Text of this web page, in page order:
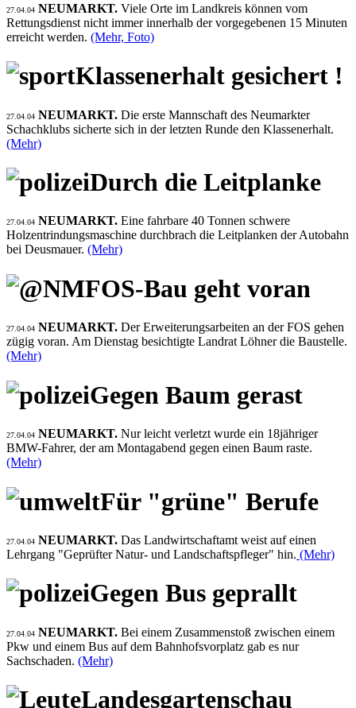
27.04.04 NEUMARKT. Viele Orte im Landkreis können vom
Rettungsdienst nicht immer innerhalb der vorgegebenen 15 Minuten
erreicht werden. (Mehr, Foto)
Klassenerhalt gesichert !
27.04.04 NEUMARKT. Die erste Mannschaft des Neumarkter
Schachklubs sicherte sich in der letzten Runde den Klassenerhalt.
(Mehr)
Durch die Leitplanke
27.04.04 NEUMARKT. Eine fahrbare 40 Tonnen schwere
Holzentrindungsmaschine durchbrach die Leitplanken der Autobahn
bei Deusmauer. (Mehr)
FOS-Bau geht voran
27.04.04 NEUMARKT. Der Erweiterungsarbeiten an der FOS gehen
zügig voran. Am Dienstag besichtigte Landrat Löhner die Baustelle.
(Mehr)
Gegen Baum gerast
27.04.04 NEUMARKT. Nur leicht verletzt wurde ein 18jähriger
BMW-Fahrer, der am Montagabend gegen einen Baum raste.
(Mehr)
Für "grüne" Berufe
27.04.04 NEUMARKT. Das Landwirtschaftamt weist auf einen
Lehrgang "Geprüfter Natur- und Landschaftspfleger" hin. (Mehr)
Gegen Bus geprallt
27.04.04 NEUMARKT. Bei einem Zusammenstoß zwischen einem
Pkw und einem Bus auf dem Bahnhofsvorplatz gab es nur
Sachschaden. (Mehr)
Landesgartenschau